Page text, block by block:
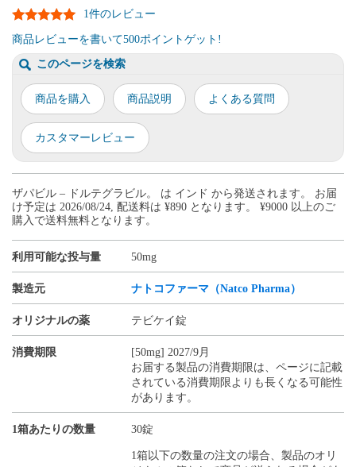
1件のレビュー
商品レビューを書いて500ポイントゲット!
このページを検索
商品を購入 商品説明 よくある質問
カスタマーレビュー
ザパビル – ドルテグラビル。 は インド から発送されます。 お届
け予定は 2026/08/24, 配送料は ¥890 となります。 ¥9000 以上のご
購入で送料無料となります。
利用可能な投与量 50mg
製造元 ナトコファーマ（Natco Pharma）
オリジナルの薬 テビケイ錠
消費期限
[50mg] 2027/9月
お届する製品の消費期限は、ページに記載
されている消費期限よりも長くなる可能性
があります。
1箱あたりの数量 30錠
1箱以下の数量の注文の場合、製品のオリ